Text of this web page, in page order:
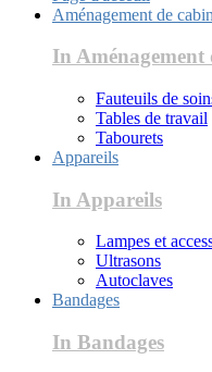
Aménagement de
In Aménagement
Fauteuils de
Tables de travail
Tabourets
Appareils
In Appareils
Lampes et
Ultrasons
Autoclaves
Bandages
In Bandages